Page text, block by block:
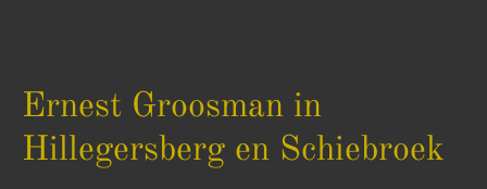
Ernest Groosman in
Hillegersberg en Schiebroek